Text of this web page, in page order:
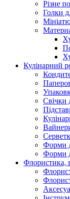
Різне
Голки
Кулінарний
Свічки
Форми
Форми
Флористика,